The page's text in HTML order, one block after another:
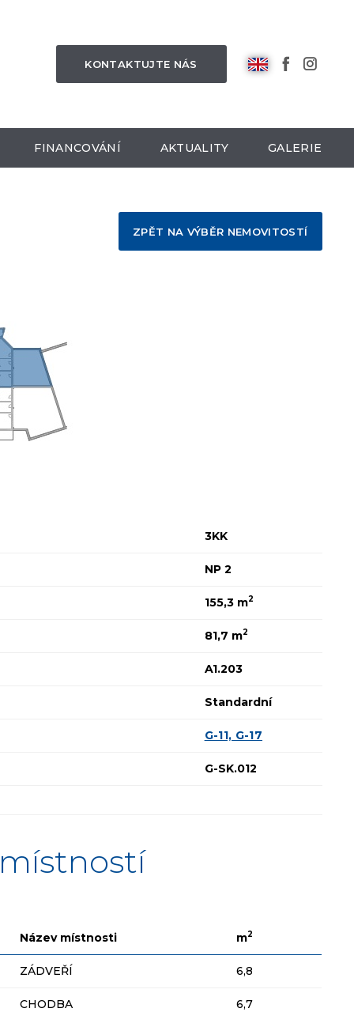
KONTAKTUJTE NÁS
FINANCOVÁNÍ AKTUALITY GALERIE
ZPĚT NA VÝBĚR NEMOVITOSTÍ
3KK
NP 2
155,3 m2
81,7 m2
A1.203
Standardní
G-11, G-17
G-SK.012
Název místnosti m2
ZÁDVEŘÍ 6,8
CHODBA 6,7